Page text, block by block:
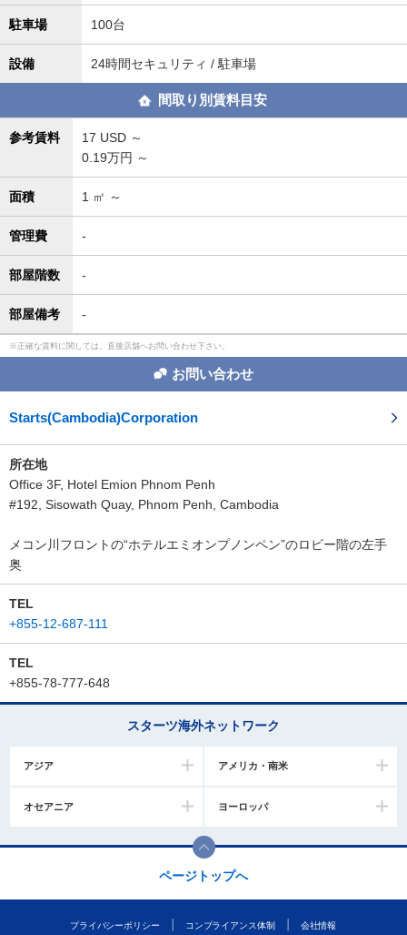
駐車場 100台
設備 24時間セキュリティ / 駐車場
間取り別賃料目安
参考賃料 17 USD ～
0.19万円 ～
面積 1 ㎡ ～
管理費 -
部屋階数 -
部屋備考 -
正確な賃料に関しては、直接店舗へお問い合わせ下さい。
お問い合わせ
Starts(Cambodia)Corporation
所在地
Office 3F, Hotel Emion Phnom Penh
#192, Sisowath Quay, Phnom Penh, Cambodia
メコン川フロントの“ホテルエミオンプノンペン”のロビー階の左手
奥
TEL
+855-12-687-111
TEL
+855-78-777-648
スターツ海外ネットワーク
アジア アメリカ・南米
オセアニア ヨーロッパ
ページトップへ
プライバシーポリシー コンプライアンス体制 会社情報